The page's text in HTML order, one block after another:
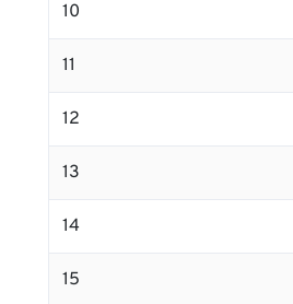
10
11
12
13
14
15